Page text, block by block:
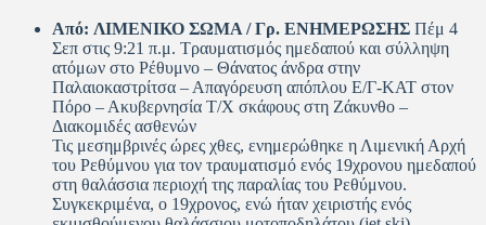
Από: ΛΙΜΕΝΙΚΟ ΣΩΜΑ / Γρ. ΕΝΗΜΕΡΩΣΗΣ Πέμ 4
Σεπ στις 9:21 π.μ. Τραυματισμός ημεδαπού και σύλληψη
ατόμων στο Ρέθυμνο – Θάνατος άνδρα στην
Παλαιοκαστρίτσα – Απαγόρευση απόπλου Ε/Γ-KAT στον
Πόρο – Ακυβερνησία Τ/Χ σκάφους στη Ζάκυνθο –
Διακομιδές ασθενών
Τις μεσημβρινές ώρες χθες, ενημερώθηκε η Λιμενική Αρχή
του Ρεθύμνου για τον τραυματισμό ενός 19χρονου ημεδαπού
στη θαλάσσια περιοχή της παραλίας του Ρεθύμνου.
Συγκεκριμένα, ο 19χρονος, ενώ ήταν χειριστής ενός